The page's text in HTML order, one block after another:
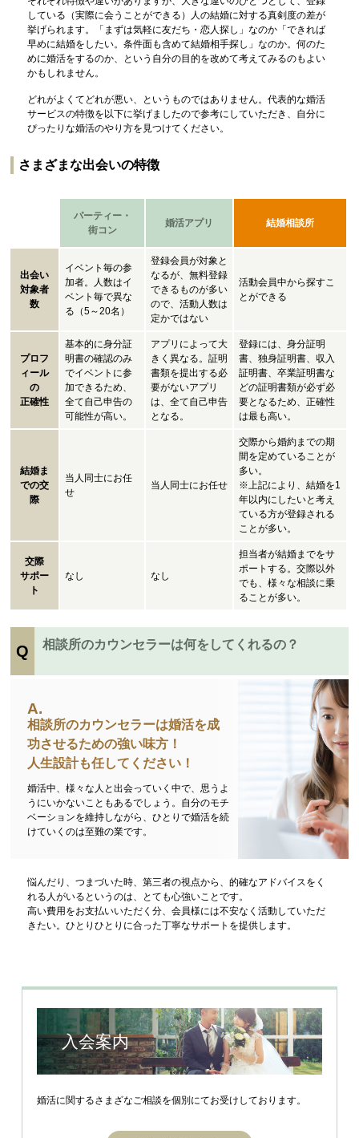
している（実際に会うことができる）人の結婚に対する真剣度の差が
挙げられます。「まずは気軽に友だち・恋人探し」なのか「できれば
早めに結婚をしたい。条件面も含めて結婚相手探し」なのか。何のた
めに婚活をするのか、という自分の目的を改めて考えてみるのもよい
かもしれません。
どれがよくてどれが悪い、というものではありません。代表的な婚活
サービスの特徴を以下に挙げましたので参考にしていただき、自分に
ぴったりな婚活のやり方を見つけてください。
さまざまな出会いの特徴
パーティー・
街コン
婚活アプリ 結婚相談所
出会い
対象者
数
イベント毎の参
加者。人数はイ
ベント毎で異な
る（5～20名）
登録会員が対象と
なるが、無料登録
できるものが多い
ので、活動人数は
定かではない
活動会員中から探すこ
とができる
プロフ
ィール
の
正確性
基本的に身分証
明書の確認のみ
でイベントに参
加できるため、
全て自己申告の
可能性が高い。
アプリによって大
きく異なる。証明
書類を提出する必
要がないアプリ
は、全て自己申告
となる。
登録には、身分証明
書、独身証明書、収入
証明書、卒業証明書な
どの証明書類が必ず必
要となるため、正確性
は最も高い。
結婚ま
での交
際
当人同士にお任
せ
当人同士にお任せ
交際から婚約までの期
間を定めていることが
多い。
※上記により、結婚を1
年以内にしたいと考え
ている方が登録される
ことが多い。
交際
サポー
ト
なし なし
担当者が結婚までをサ
ポートする。交際以外
でも、様々な相談に乗
ることが多い。
相談所のカウンセラーは何をしてくれるの？
相談所のカウンセラーは婚活を成
功させるための強い味方！
人生設計も任してください！
婚活中、様々な人と出会っていく中で、思うよ
うにいかないこともあるでしょう。自分のモチ
ベーションを維持しながら、ひとりで婚活を続
けていくのは至難の業です。
悩んだり、つまづいた時、第三者の視点から、的確なアドバイスをく
れる人がいるというのは、とても心強いことです。
高い費用をお支払いいただく分、会員様には不安なく活動していただ
きたい。ひとりひとりに合った丁寧なサポートを提供します。
入会案内
婚活に関するさまざなご相談を個別にてお受けしております。